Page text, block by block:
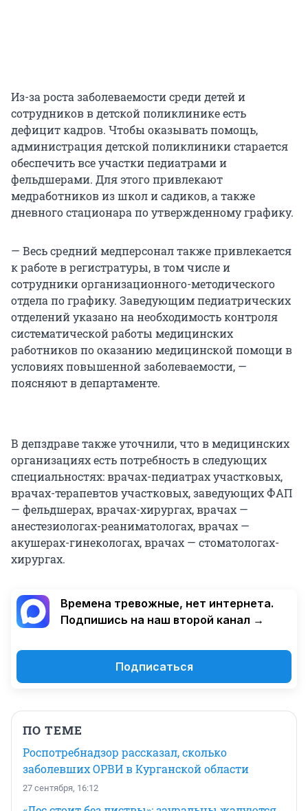
Из-за роста заболеваемости среди детей и
сотрудников в детской поликлинике есть
дефицит кадров. Чтобы оказывать помощь,
администрация детской поликлиники старается
обеспечить все участки педиатрами и
фельдшерами. Для этого привлекают
медработников из школ и садиков, а также
дневного стационара по утвержденному графику.
— Весь средний медперсонал также привлекается
к работе в регистратуры, в том числе и
сотрудники организационного-методического
отдела по графику. Заведующим педиатрических
отделений указано на необходимость контроля
систематической работы медицинских
работников по оказанию медицинской помощи в
условиях повышенной заболеваемости, —
поясняют в департаменте.
В депздраве также уточнили, что в медицинских
организациях есть потребность в следующих
специальностях: врачах-педиатрах участковых,
врачах-терапевтов участковых, заведующих ФАП
— фельдшерах, врачах-хирургах, врачах —
анестезиологах-реаниматологах, врачах —
акушерах-гинекологах, врачах — стоматологах-
хирургах.
Времена тревожные, нет интернета.
Подпишись на наш второй канал →
Подписаться
ПО ТЕМЕ
Роспотребнадзор рассказал, сколько
заболевших ОРВИ в Курганской области
27 сентября, 16:12